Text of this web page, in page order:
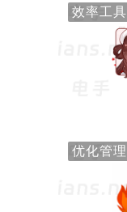
效率工具
优化管理